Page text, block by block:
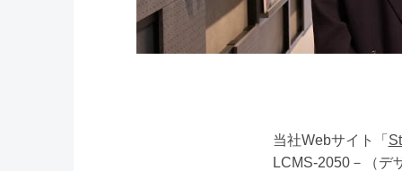
当社Webサイト「
LCMS-2050－（デ